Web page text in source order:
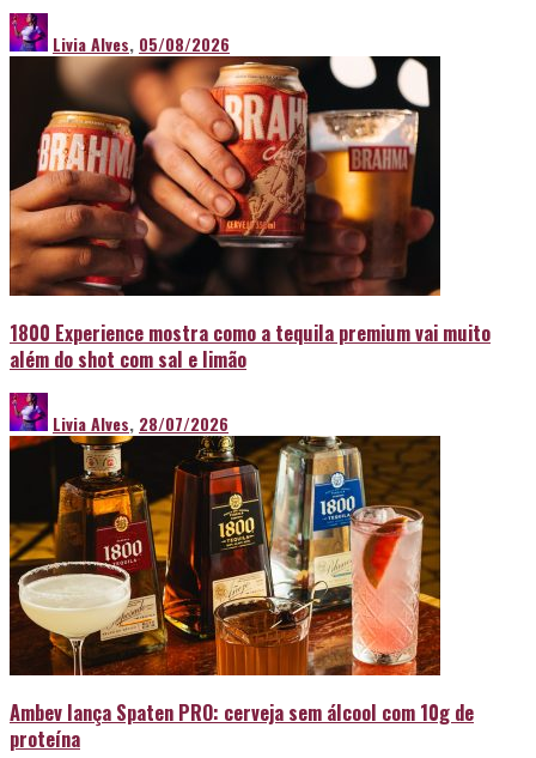
Livia Alves, 05/08/2026
1800 Experience mostra como a tequila premium vai muito
além do shot com sal e limão
Livia Alves, 28/07/2026
Ambev lança Spaten PRO: cerveja sem álcool com 10g de
proteína